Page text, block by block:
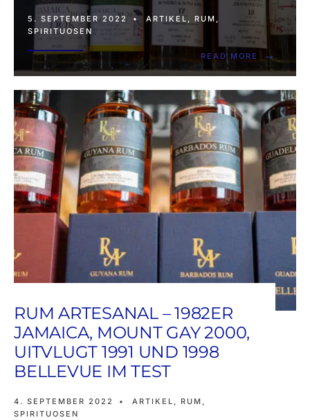
5. SEPTEMBER 2022 • ARTIKEL , RUM ,
SPIRITUOSEN
READ MORE →
RUM ARTESANAL – 1982ER
JAMAICA, MOUNT GAY 2000,
UITVLUGT 1991 UND 1998
BELLEVUE IM TEST
4. SEPTEMBER 2022 • ARTIKEL , RUM ,
SPIRITUOSEN